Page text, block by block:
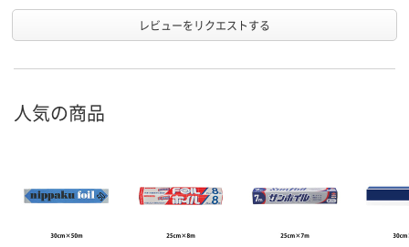
レビューをリクエストする
人気の商品